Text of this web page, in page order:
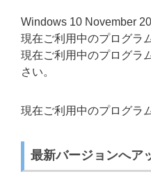
Windows 10 November
現在ご利用中のプログラ
現在ご利用中のプログラ
さい。
現在ご利用中のプログラ
最新バージョンへア